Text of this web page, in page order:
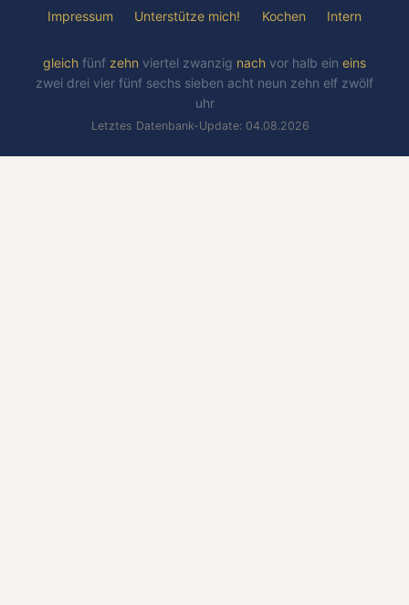
Impressum Unterstütze mich! Kochen Intern
gleich fünf zehn viertel zwanzig nach vor halb ein eins
zwei drei vier fünf sechs sieben acht neun zehn elf zwölf
uhr
Letztes Datenbank-Update: 04.08.2026